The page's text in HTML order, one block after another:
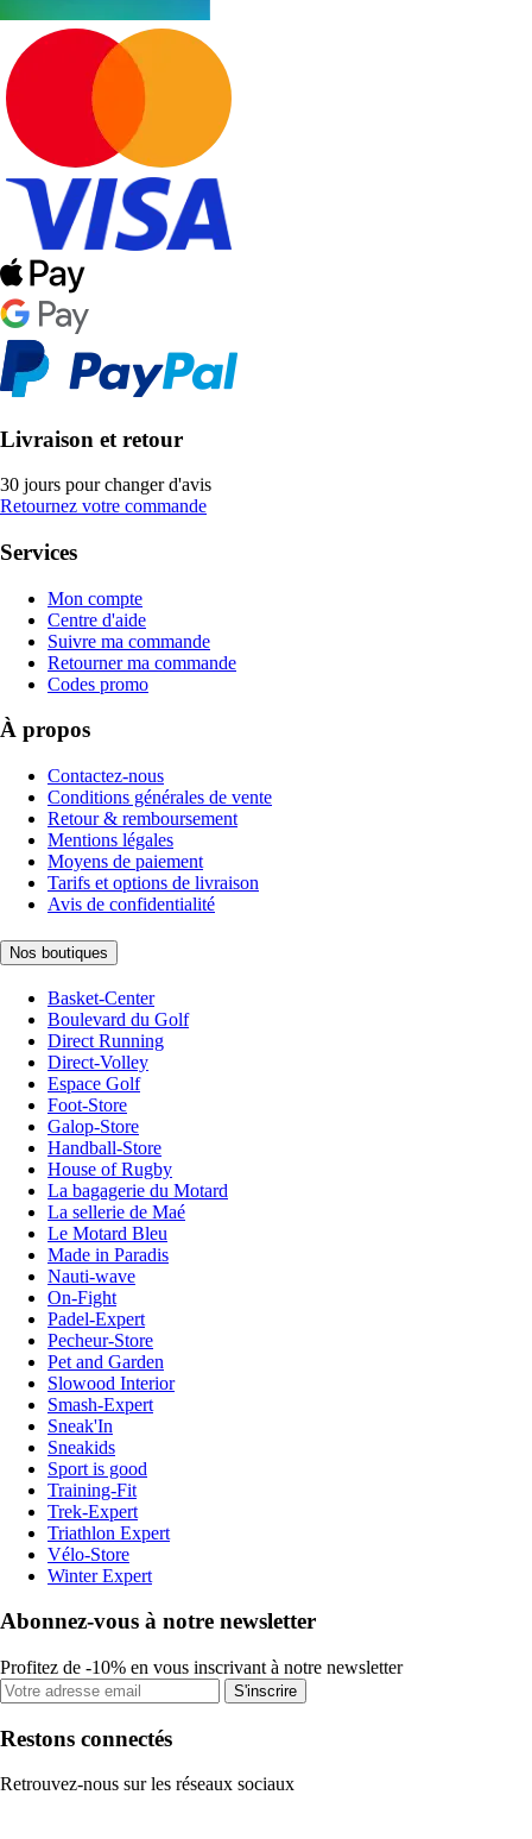
Livraison et retour
30 jours pour changer d'avis
Retournez votre commande
Services
Mon compte
Centre d'aide
Suivre ma commande
Retourner ma commande
Codes promo
À propos
Contactez-nous
Conditions générales de vente
Retour & remboursement
Mentions légales
Moyens de paiement
Tarifs et options de livraison
Avis de confidentialité
Nos boutiques
Basket-Center
Boulevard du Golf
Direct Running
Direct-Volley
Espace Golf
Foot-Store
Galop-Store
Handball-Store
House of Rugby
La bagagerie du Motard
La sellerie de Maé
Le Motard Bleu
Made in Paradis
Nauti-wave
On-Fight
Padel-Expert
Pecheur-Store
Pet and Garden
Slowood Interior
Smash-Expert
Sneak'In
Sneakids
Sport is good
Training-Fit
Trek-Expert
Triathlon Expert
Vélo-Store
Winter Expert
Abonnez-vous à notre newsletter
Profitez de -10% en vous inscrivant à notre newsletter
S'inscrire
Restons connectés
Retrouvez-nous sur les réseaux sociaux